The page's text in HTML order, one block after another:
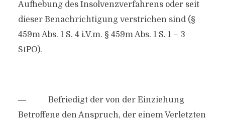
Aufhebung des Insolvenzverfahrens oder seit
dieser Benachrichtigung verstrichen sind (§
459m Abs. 1 S. 4 i.V.m. § 459m Abs. 1 S. 1 – 3
StPO).
― Befriedigt der von der Einziehung
Betroffene den Anspruch, der einem Verletzten